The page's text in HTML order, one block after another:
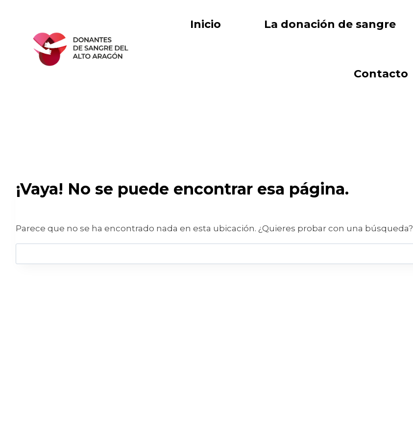
contenido
Inicio La donación de sangre
Contacto
¡Vaya! No se puede encontrar esa página.
Parece que no se ha encontrado nada en esta ubicación. ¿Quieres probar con una búsqueda?